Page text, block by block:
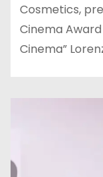
Cosmetics,
Cinema
Cinema”